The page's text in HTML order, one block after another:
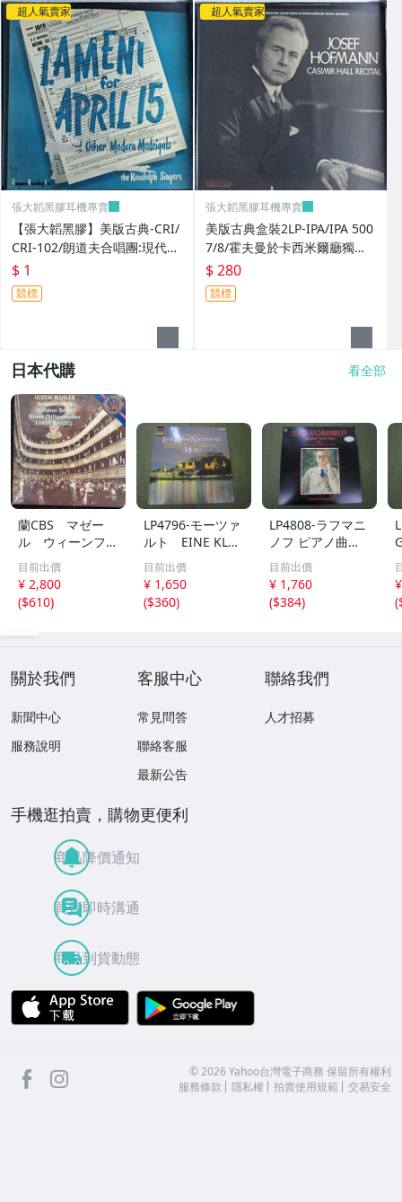
超人氣賣家
張大韜黑膠耳機專賣
【張大韜黑膠】美版古典-CRI/
CRI-102/朗道夫合唱團:現代美
國牧歌集
$ 1
競標
超人氣賣家
張大韜黑膠耳機專賣
美版古典盒裝2LP-IPA/IPA 500
7/8/霍夫曼於卡西米爾廳獨奏
會錄音/貝多芬:21號鋼琴奏鳴
曲「華德斯坦」;
$ 280
競標
日本代購 看全部
蘭CBS マゼー
ル ウィーンフィ
ル バトル マー
ラー 交響曲第４
番 マゼール絶頂
期の録音
目前出價
¥ 2,800
($610)
LP4796-モーツァ
ルト EINE KLEI
NE NACHTMUSI
K
目前出價
¥ 1,650
($360)
LP4808-ラフマニ
ノフ ピアノ曲全
集 第１集 非売
品
目前出價
¥ 1,760
($384)
(
關於我們
新聞中心
服務說明
客服中心
常見問答
聯絡客服
最新公告
聯絡我們
人才招募
手機逛拍賣，購物更便利
商品降價通知
買賣即時溝通
商品到貨動態
APP Store
facebook ©2026 Yahoo台灣電子商務 保留所有權利
服務條款
隱私權 拍賣使用規範 交易安全